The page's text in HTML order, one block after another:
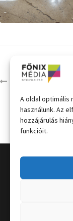
A oldal
használunk. Az
hozzájárulás
funkcióit.
padlómatrica